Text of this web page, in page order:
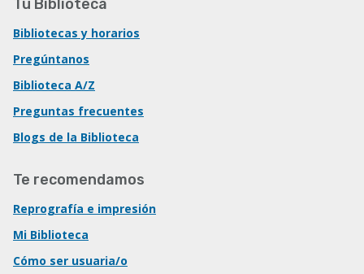
Tu Biblioteca
Bibliotecas y horarios
Pregúntanos
Biblioteca A/Z
Preguntas frecuentes
Blogs de la Biblioteca
Te recomendamos
Reprografía e impresión
Mi Biblioteca
Cómo ser usuaria/o